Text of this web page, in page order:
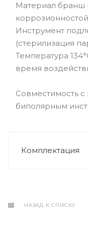
Материал бранш
Инструмент
(стерилизация
Температура
время
Совместимость
биполярным
Комплектация
НАЗАД К СПИСКУ